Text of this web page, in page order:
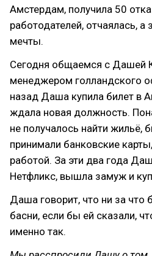
Амстердам, получила 50
работодателей, отчаялась,
мечты.
Сегодня общаемся с Дашей
менеджером голландского
назад Даша купила билет в
ждала новая должность.
не получалось найти жильё,
принимали банковские
работой. За эти два года
Нетфликс, вышла замуж и
Даша говорит, что ни за что
басни, если бы ей сказали,
именно так.